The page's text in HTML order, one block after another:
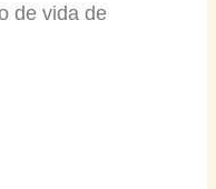
de vida de